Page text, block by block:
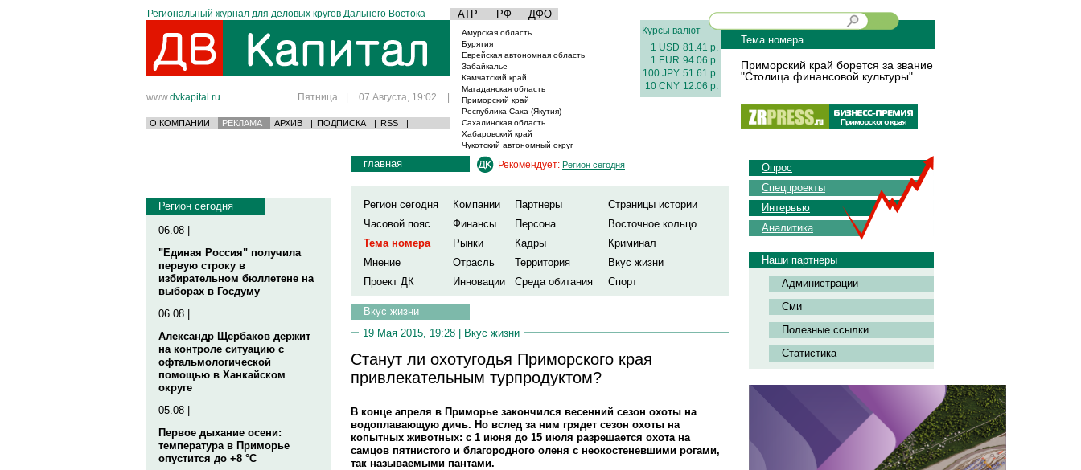
Региональный журнал для деловых кругов Дальнего Востока АТР РФ ДФО
www.dvkapital.ru Пятница | 07 Августа, 19:02 |
О КОМПАНИИ РЕКЛАМА АРХИВ | ПОДПИСКА | RSS |
Амурская область
Бурятия
Еврейская автономная область
Забайкалье
Камчатский край
Магаданская область
Приморский край
Республика Саха (Якутия)
Сахалинская область
Хабаровский край
Чукотский автономный округ
Курсы валют
1 USD 81.41 р.
1 EUR 94.06 р.
100 JPY 51.61 р.
10 CNY 12.06 р.
Тема номера
Приморский край борется за звание
"Столица финансовой культуры"
Регион сегодня
06.08 |
"Единая Россия" получила
первую строку в
избирательном бюллетене на
выборах в Госдуму
06.08 |
Александр Щербаков держит
на контроле ситуацию с
офтальмологической
помощью в Ханкайском
округе
05.08 |
Первое дыхание осени:
температура в Приморье
опустится до +8 °C
главная Рекомендует: Регион сегодня
Регион сегодня Компании Партнеры
Страницы истории
Часовой пояс
Финансы Персона
Восточное кольцо
Тема номера
Рынки Кадры
Криминал
Мнение
Отрасль Территория
Вкус жизни
Проект ДК
Инновации Среда обитания Спорт
Вкус жизни
19 Мая 2015, 19:28 | Вкус жизни
Станут ли охотугодья Приморского края
привлекательным турпродуктом?
В конце апреля в Приморье закончился весенний сезон охоты на
водоплавающую дичь. Но вслед за ним грядет сезон охоты на
копытных животных: с 1 июня до 15 июля разрешается охота на
самцов пятнистого и благородного оленя с неокостеневшими рогами,
так называемыми пантами.
Опрос
Спецпроекты
Интервью
Аналитика
Наши партнеры
Администрации
Сми
Полезные ссылки
Статистика